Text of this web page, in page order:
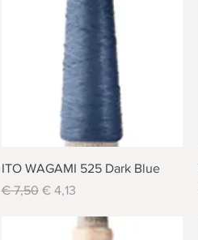
Schnellansicht
ITO WAGAMI 525 Dark Blue
Standardpreis
€ 7,50 Sale-Preis
€ 4,13